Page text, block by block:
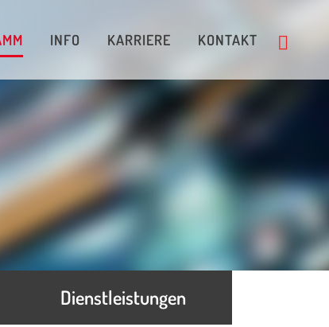
Gurtservice
LED-Selektion
Programmierservice
Bauelemente-Trocknung
Drypacking-nach-MSL-Level
Rahmenauftrag
INFO KARRIERE KONTAKT
Dienstleistungen